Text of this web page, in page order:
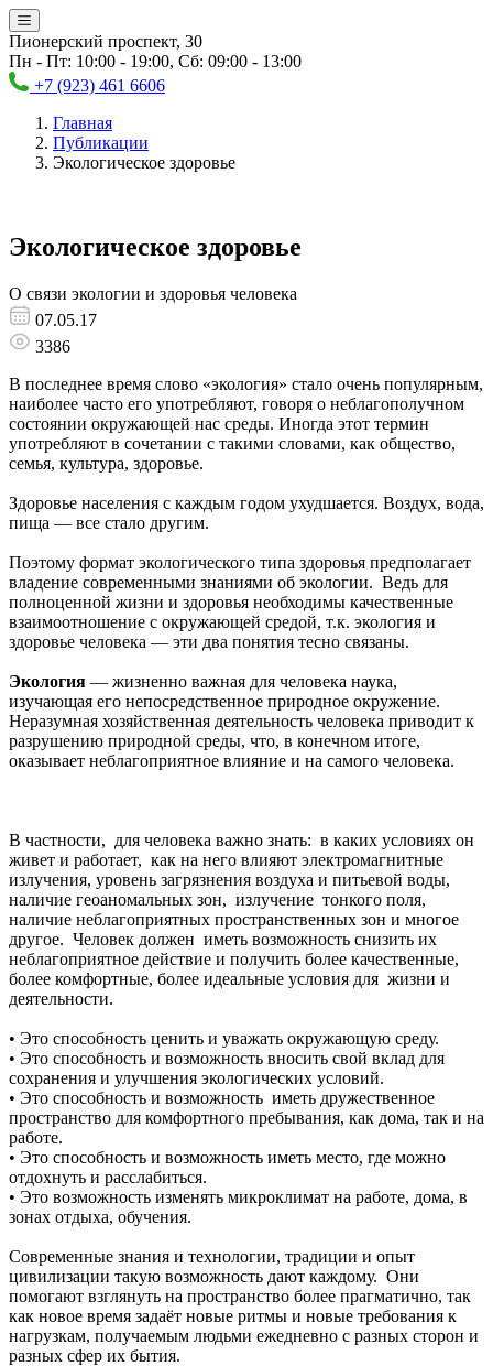
Пионерский проспект, 30
Пн - Пт: 10:00 - 19:00, Сб: 09:00 - 13:00
+7 (923) 461 6606
Главная
Публикации
Экологическое здоровье
Экологическое здоровье
О связи экологии и здоровья человека
07.05.17
3386
В последнее время слово «экология» стало очень популярным,
наиболее часто его употребляют, говоря о неблагополучном
состоянии окружающей нас среды. Иногда этот термин
употребляют в сочетании с такими словами, как общество,
семья, культура, здоровье.
Здоровье населения с каждым годом ухудшается. Воздух, вода,
пища — все стало другим.
Поэтому формат экологического типа здоровья предполагает
владение современными знаниями об экологии. Ведь для
полноценной жизни и здоровья необходимы качественные
взаимоотношение с окружающей средой, т.к. экология и
здоровье человека — эти два понятия тесно связаны.
Экология — жизненно важная для человека наука,
изучающая его непосредственное природное окружение.
Неразумная хозяйственная деятельность человека приводит к
разрушению природной среды, что, в конечном итоге,
оказывает неблагоприятное влияние и на самого человека.
В частности, для человека важно знать: в каких условиях он
живет и работает, как на него влияют электромагнитные
излучения, уровень загрязнения воздуха и питьевой воды,
наличие геоаномальных зон, излучение тонкого поля,
наличие неблагоприятных пространственных зон и многое
другое. Человек должен иметь возможность снизить их
неблагоприятное действие и получить более качественные,
более комфортные, более идеальные условия для жизни и
деятельности.
• Это способность ценить и уважать окружающую среду.
• Это способность и возможность вносить свой вклад для
сохранения и улучшения экологических условий.
• Это способность и возможность иметь дружественное
пространство для комфортного пребывания, как дома, так и на
работе.
• Это способность и возможность иметь место, где можно
отдохнуть и расслабиться.
• Это возможность изменять микроклимат на работе, дома, в
зонах отдыха, обучения.
Современные знания и технологии, традиции и опыт
цивилизации такую возможность дают каждому. Они
помогают взглянуть на пространство более прагматично, так
как новое время задаёт новые ритмы и новые требования к
нагрузкам, получаемым людьми ежедневно с разных сторон и
разных сфер их бытия.